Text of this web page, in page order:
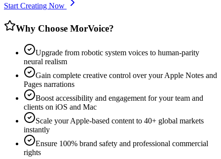
Start Creating Now
Why Choose MorVoice?
Upgrade from robotic system voices to human-parity
neural realism
Gain complete creative control over your Apple Notes and
Pages narrations
Boost accessibility and engagement for your team and
clients on iOS and Mac
Scale your Apple-based content to 40+ global markets
instantly
Ensure 100% brand safety and professional commercial
rights